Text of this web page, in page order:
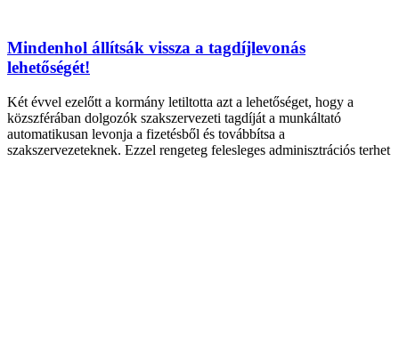
Mindenhol állítsák vissza a tagdíjlevonás
lehetőségét!
Két évvel ezelőtt a kormány letiltotta azt a lehetőséget, hogy a
közszférában dolgozók szakszervezeti tagdíját a munkáltató
automatikusan levonja a fizetésből és továbbítsa a
szakszervezeteknek. Ezzel rengeteg felesleges adminisztrációs terhet